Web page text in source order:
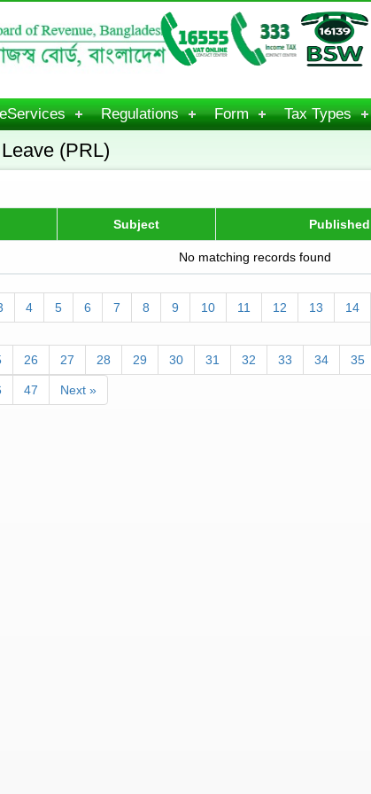
eServices Regulations Form Tax Types
(PRL)
Subject
No matching records found
4 5 6 7 8 9 10 11 12 13
14
26 27 28 29 30 31 32 33 34 35
47 Next »